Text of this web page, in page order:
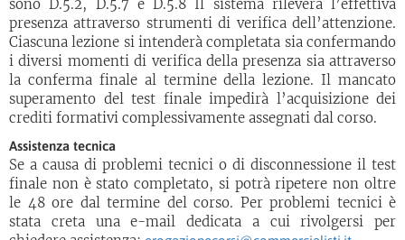
sono D.5.2, D.5.7 e D.5.8 Il sistema rileverà l’effettiva
presenza attraverso strumenti di verifica dell’attenzione.
Ciascuna lezione si intenderà completata sia confermando
i diversi momenti di verifica della presenza sia attraverso
la conferma finale al termine della lezione. Il mancato
superamento del test finale impedirà l’acquisizione dei
crediti formativi complessivamente assegnati dal corso.
Assistenza tecnica
Se a causa di problemi tecnici o di disconnessione il test
finale non è stato completato, si potrà ripetere non oltre
le 48 ore dal termine del corso. Per problemi tecnici è
stata creta una e-mail dedicata a cui rivolgersi per